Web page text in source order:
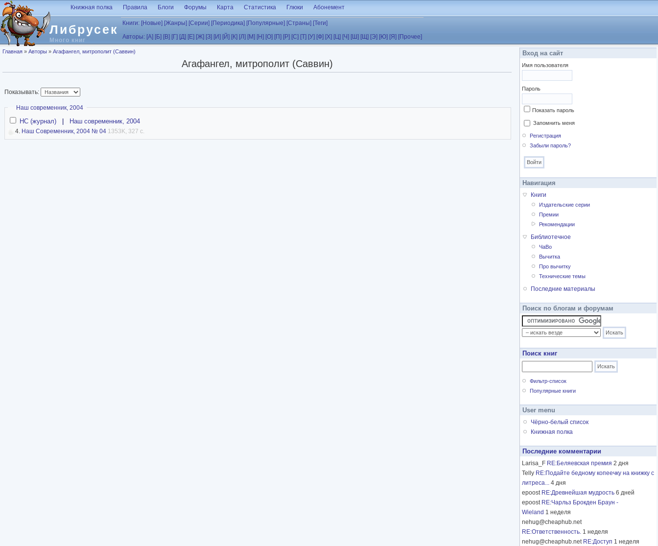
Перейти к основному содержанию
Либрусек
Много книг
Книжная полка Правила Блоги Форумы Карта Статистика Глюки Абонемент
Книги: [Новые] [Жанры] [Серии] [Периодика] [Популярные] [Страны] [Теги]
Авторы: [А] [Б] [В] [Г] [Д] [Е] [Ж] [З] [И] [Й] [К] [Л] [М] [Н] [О] [П] [Р] [С] [Т] [У] [Ф] [Х] [Ц] [Ч] [Ш] [Щ] [Э] [Ю] [Я] [Прочее]
Вы здесь
Главная » Авторы » Агафангел, митрополит (Саввин)
Агафангел, митрополит (Саввин)
Показывать:
Скрыть
Наш современник, 2004
НС (журнал) Наш современник, 2004
4. Наш Современник, 2004 № 04 1353K, 327 с.
Вход на сайт
Имя пользователя
Пароль
Показать пароль
Запомнить меня
Регистрация
Забыли пароль?
Навигация
Книги
Издательские серии
Премии
Рекомендации
Библиотечное
ЧаВо
Вычитка
Про вычитку
Технические темы
Последние материалы
Поиск по блогам и форумам
Поиск книг
Фильтр-список
Популярные книги
User menu
Чёрно-белый список
Книжная полка
Последние комментарии
Larisa_F RE:Беляевская премия 2 дня
Telly RE:Подайте бедному копеечку на книжку с
литреса... 4 дня
epoost RE:Древнейшая мудрость 6 дней
epoost RE:Чарльз Брокден Браун -
Wieland 1 неделя
nehug@cheaphub.net
RE:Ответственность. 1 неделя
nehug@cheaphub.net RE:Доступ 1 неделя